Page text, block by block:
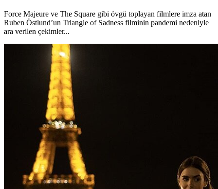
Force Majeure ve The Square gibi övgü toplayan filmlere imza atan
Ruben Östlund’un Triangle of Sadness filminin pandemi nedeniyle
ara verilen çekimler...